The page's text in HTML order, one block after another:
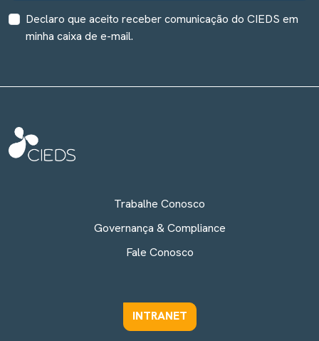
Declaro que aceito receber comunicação do CIEDS em
minha caixa de e-mail.
Trabalhe Conosco
Governança & Compliance
Fale Conosco
INTRANET